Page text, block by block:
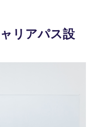
リアパス設